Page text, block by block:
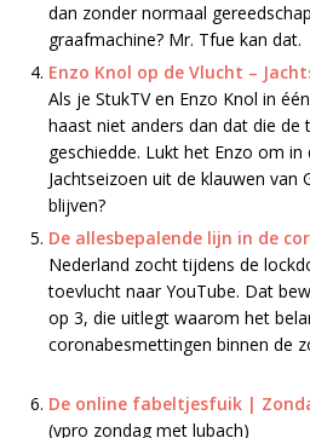
dan zonder normaal
graafmachine? Mr. Tfue kan dat.
Enzo Knol op de Vlucht –
Als je StukTV en Enzo Knol in
haast niet anders dan dat die de
geschiedde. Lukt het Enzo om in
Jachtseizoen uit de klauwen van
blijven?
De allesbepalende lijn in de
Nederland zocht tijdens de
toevlucht naar YouTube. Dat
op 3, die uitlegt waarom het
coronabesmettingen binnen de
De online fabeltjesfuik |
(vpro zondag met lubach)